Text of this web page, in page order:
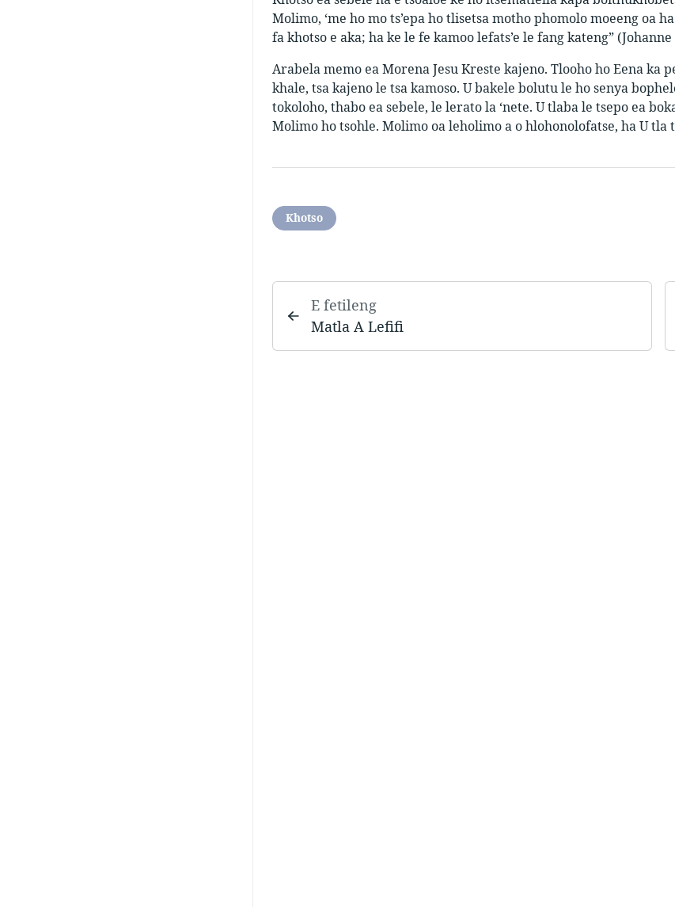
Molimo, ‘me ho mo ts’epa ho tlisetsa motho phomolo moeeng oa
fa khotso e aka; ha ke le fe kamoo lefats’e le fang kateng” (Johanne
Arabela memo ea Morena Jesu Kreste kajeno. Tlooho ho Eena ka
khale, tsa kajeno le tsa kamoso. U bakele bolutu le ho senya
tokoloho, thabo ea sebele, le lerato la ‘nete. U tlaba le tsepo ea
Molimo ho tsohle. Molimo oa leholimo a o hlohonolofatse, ha U tla
Khotso
E fetileng
Matla A Lefifi